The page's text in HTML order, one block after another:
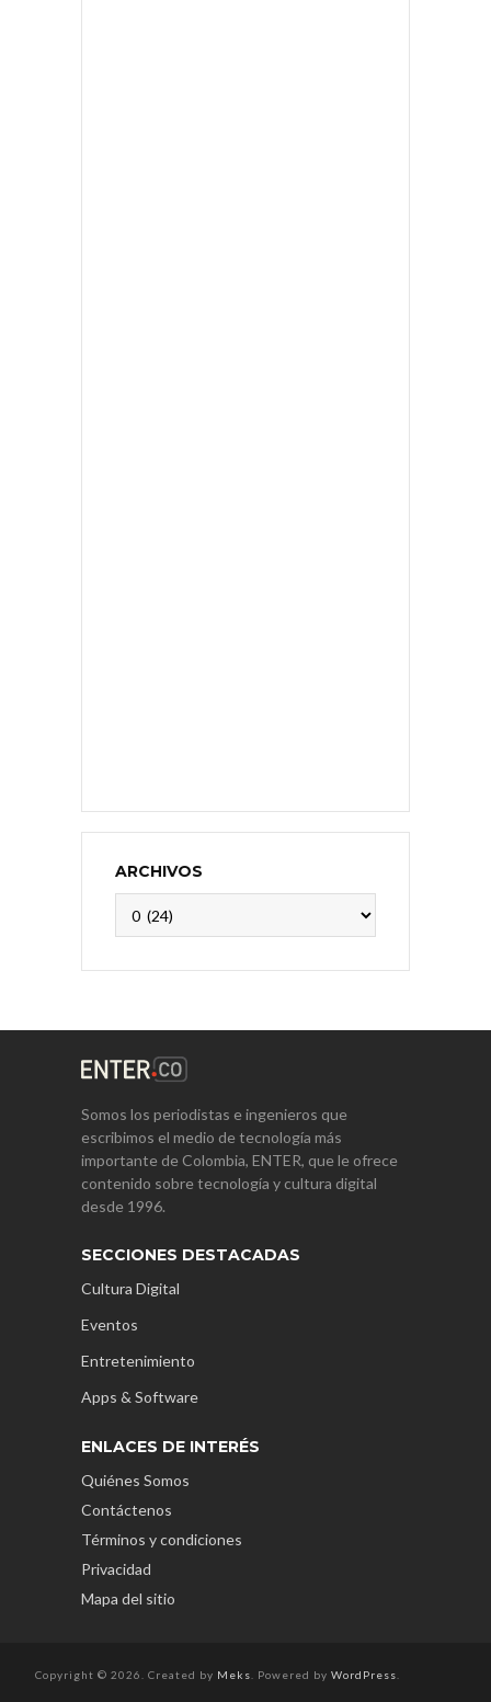
ARCHIVOS
Somos los periodistas e ingenieros que
escribimos el medio de tecnología más
importante de Colombia, ENTER, que le ofrece
contenido sobre tecnología y cultura digital
desde 1996.
SECCIONES DESTACADAS
Cultura Digital
Eventos
Entretenimiento
Apps & Software
ENLACES DE INTERÉS
Quiénes Somos
Contáctenos
Términos y condiciones
Privacidad
Mapa del sitio
Copyright © 2026. Created by Meks . Powered by WordPress